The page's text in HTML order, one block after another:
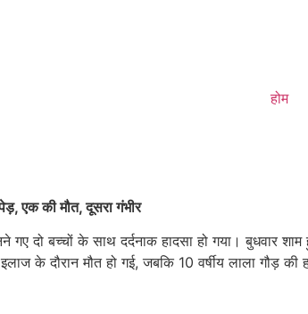
होम
एक की मौत, दूसरा गंभीर
गए दो बच्चों के साथ दर्दनाक हादसा हो गया। बुधवार
के दौरान मौत हो गई, जबकि 10 वर्षीय लाला गौड़